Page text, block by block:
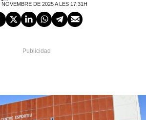
NOVEMBRE DE 2025 A LES 17:31H